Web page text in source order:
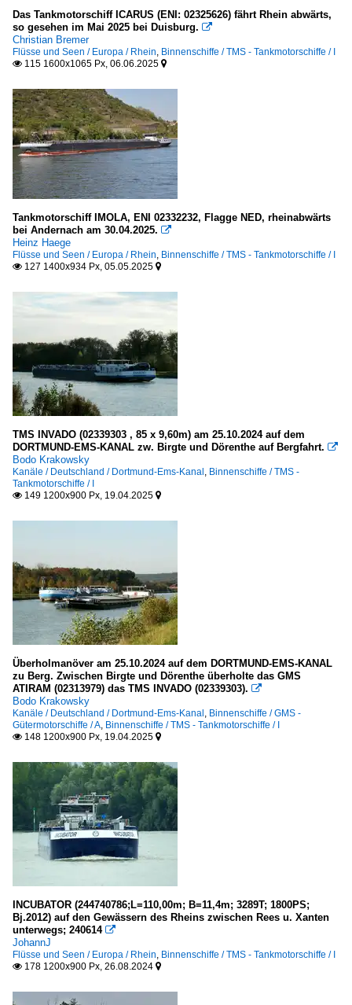
Das Tankmotorschiff ICARUS (ENI: 02325626) fährt Rhein abwärts,
so gesehen im Mai 2025 bei Duisburg. 
Christian Bremer
Flüsse und Seen / Europa / Rhein, Binnenschiffe / TMS - Tankmotorschiffe / I
 115 1600x1065 Px, 06.06.2025 
Tankmotorschiff IMOLA, ENI 02332232, Flagge NED, rheinabwärts
bei Andernach am 30.04.2025. 
Heinz Haege
Flüsse und Seen / Europa / Rhein, Binnenschiffe / TMS - Tankmotorschiffe / I
 127 1400x934 Px, 05.05.2025 
TMS INVADO (02339303 , 85 x 9,60m) am 25.10.2024 auf dem
DORTMUND-EMS-KANAL zw. Birgte und Dörenthe auf Bergfahrt. 
Bodo Krakowsky
Kanäle / Deutschland / Dortmund-Ems-Kanal , Binnenschiffe / TMS -
Tankmotorschiffe / I
 149 1200x900 Px, 19.04.2025 
Überholmanöver am 25.10.2024 auf dem DORTMUND-EMS-KANAL
zu Berg. Zwischen Birgte und Dörenthe überholte das GMS
ATIRAM (02313979) das TMS INVADO (02339303). 
Bodo Krakowsky
Kanäle / Deutschland / Dortmund-Ems-Kanal , Binnenschiffe / GMS -
Gütermotorschiffe / A, Binnenschiffe / TMS - Tankmotorschiffe / I
 148 1200x900 Px, 19.04.2025 
INCUBATOR (244740786;L=110,00m; B=11,4m; 3289T; 1800PS;
Bj.2012) auf den Gewässern des Rheins zwischen Rees u. Xanten
unterwegs; 240614 
JohannJ
Flüsse und Seen / Europa / Rhein, Binnenschiffe / TMS - Tankmotorschiffe / I
 178 1200x900 Px, 26.08.2024 